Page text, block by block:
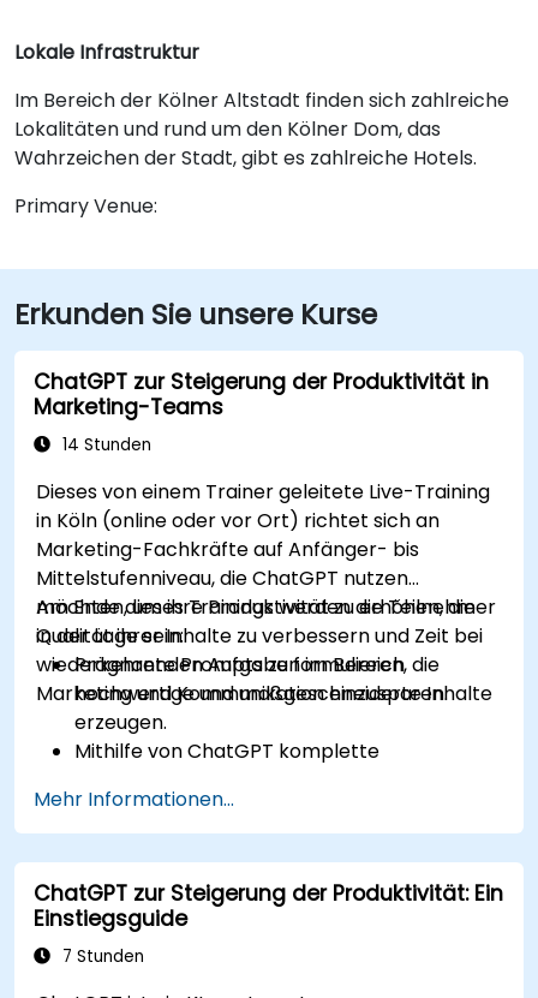
Lokale Infrastruktur
Im Bereich der Kölner Altstadt finden sich zahlreiche
Lokalitäten und rund um den Kölner Dom, das
Wahrzeichen der Stadt, gibt es zahlreiche Hotels.
Primary Venue:
Erkunden Sie unsere Kurse
ChatGPT zur Steigerung der Produktivität in
Marketing-Teams
14 Stunden
Dieses von einem Trainer geleitete Live-Training
in Köln (online oder vor Ort) richtet sich an
Marketing-Fachkräfte auf Anfänger- bis
Mittelstufenniveau, die ChatGPT nutzen
möchten, um ihre Produktivität zu erhöhen, die
Qualität ihrer Inhalte zu verbessern und Zeit bei
wiederkehrenden Aufgaben im Bereich
Marketing und Kommunikation einzusparen.
Am Ende dieses Trainings werden die Teilnehmer
in der Lage sein:
Prägnante Prompts zu formulieren, die
hochwertige und maßgeschneiderte Inhalte
erzeugen.
Mithilfe von ChatGPT komplette
entwickeln.
E-Mails, Berichte sowie
Kundenkommunikation effizient zu verfassen
und zu übersetzen.
Finanzdaten zusammenzufassen sowie
automatisch Berichte und Präsentationen zu
Mehr Informationen...
ChatGPT zur Steigerung der Produktivität: Ein
Einstiegsguide
7 Stunden